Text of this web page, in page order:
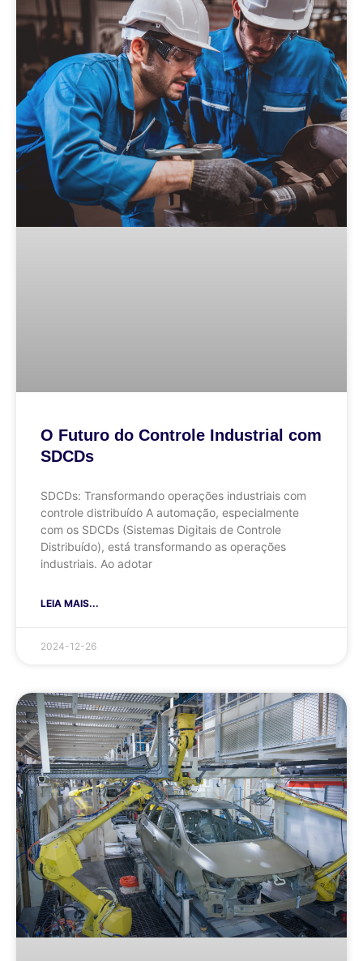
O Futuro do Controle Industrial com
SDCDs
SDCDs: Transformando operações industriais com
controle distribuído A automação, especialmente
com os SDCDs (Sistemas Digitais de Controle
Distribuído), está transformando as operações
industriais. Ao adotar
LEIA MAIS...
2024-12-26